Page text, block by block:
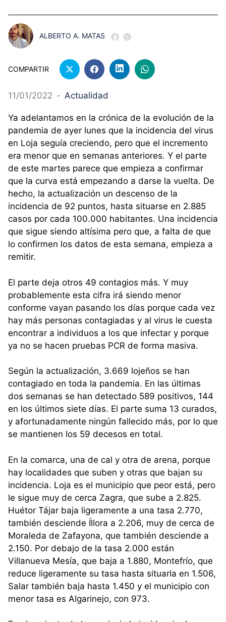
ALBERTO A. MATAS
COMPARTIR
11/01/2022 - Actualidad
Ya adelantamos en la crónica de la evolución de la
pandemia de ayer lunes que la incidencia del virus
en Loja seguía creciendo, pero que el incremento
era menor que en semanas anteriores. Y el parte
de este martes parece que empieza a confirmar
que la curva está empezando a darse la vuelta. De
hecho, la actualización un descenso de la
incidencia de 92 puntos, hasta situarse en 2.885
casos por cada 100.000 habitantes. Una incidencia
que sigue siendo altísima pero que, a falta de que
lo confirmen los datos de esta semana, empieza a
remitir.
El parte deja otros 49 contagios más. Y muy
probablemente esta cifra irá siendo menor
conforme vayan pasando los días porque cada vez
hay más personas contagiadas y al virus le cuesta
encontrar a individuos a los que infectar y porque
ya no se hacen pruebas PCR de forma masiva.
Según la actualización, 3.669 lojeños se han
contagiado en toda la pandemia. En las últimas
dos semanas se han detectado 589 positivos, 144
en los últimos siete días. El parte suma 13 curados,
y afortunadamente ningún fallecido más, por lo que
se mantienen los 59 decesos en total.
En la comarca, una de cal y otra de arena, porque
hay localidades que suben y otras que bajan su
incidencia. Loja es el municipio que peor está, pero
le sigue muy de cerca Zagra, que sube a 2.825.
Huétor Tájar baja ligeramente a una tasa 2.770,
también desciende Íllora a 2.206, muy de cerca de
Moraleda de Zafayona, que también desciende a
2.150. Por debajo de la tasa 2.000 están
Villanueva Mesía, que baja a 1.880, Montefrío, que
reduce ligeramente su tasa hasta situarla en 1.506,
Salar también baja hasta 1.450 y el municipio con
menor tasa es Algarinejo, con 973.